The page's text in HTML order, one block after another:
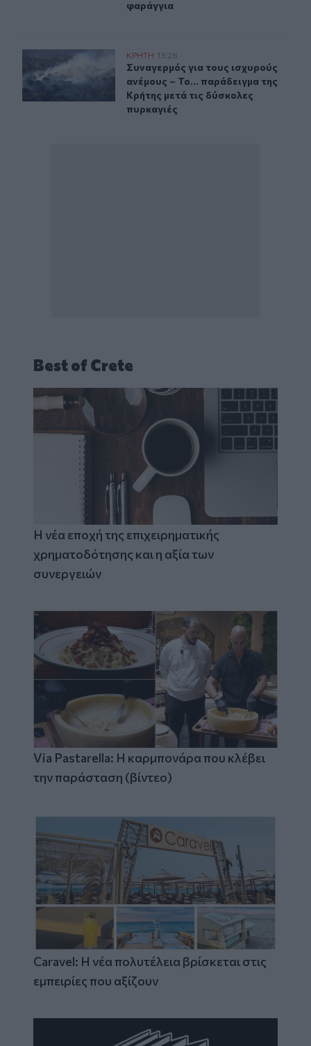
φαράγγια
Συναγερμός για τους ισχυρούς ανέμους – Το...
ΚΡΗΤΗ 13:28
Συναγερμός για τους ισχυρούς
Συναγερμός για τους ισχυρούς
ανέμους – Το... παράδειγμα της
Κρήτης μετά τις δύσκολες
πυρκαγιές
Best of Crete
Η νέα εποχή της επιχειρηματικής
χρηματοδότησης και η αξία των
συνεργειών
Via Pastarella: Η καρμπονάρα που κλέβει
την παράσταση (βίντεο)
Caravel: Η νέα πολυτέλεια βρίσκεται στις
εμπειρίες που αξίζουν